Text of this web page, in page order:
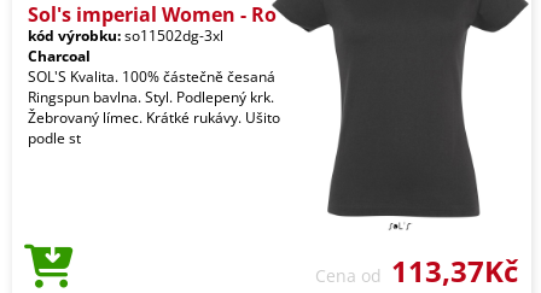
Sol's imperial Women - Ro
kód výrobku:so11502dg-3xl
Charcoal
SOL'S Kvalita. 100% částečně česaná
Ringspun bavlna. Styl. Podlepený krk.
Žebrovaný límec. Krátké rukávy. Ušito
podle st
Cena od 113,37Kč